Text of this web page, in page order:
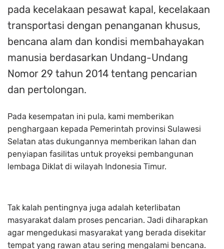
pada kecelakaan pesawat kapal, kecelakaan
transportasi dengan penanganan khusus,
bencana alam dan kondisi membahayakan
manusia berdasarkan Undang-Undang
Nomor 29 tahun 2014 tentang pencarian
dan pertolongan.
Pada kesempatan ini pula, kami memberikan
penghargaan kepada Pemerintah provinsi Sulawesi
Selatan atas dukungannya memberikan lahan dan
penyiapan fasilitas untuk proyeksi pembangunan
lembaga Diklat di wilayah Indonesia Timur.
Tak kalah pentingnya juga adalah keterlibatan
masyarakat dalam proses pencarian. Jadi diharapkan
agar mengedukasi masyarakat yang berada disekitar
tempat yang rawan atau sering mengalami bencana.